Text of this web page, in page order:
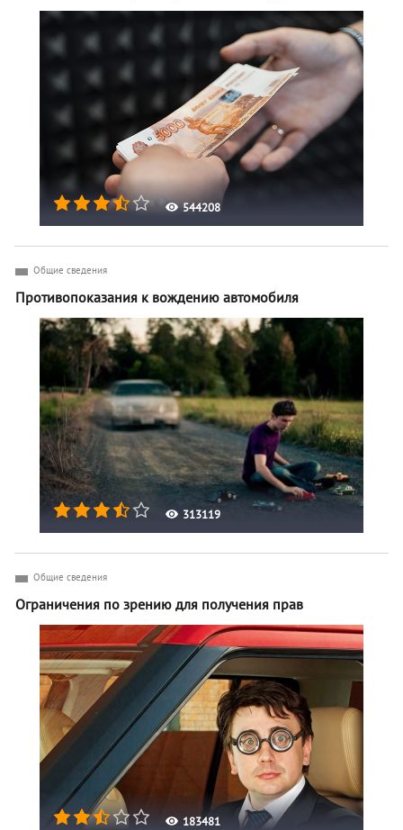
544208
313119
Общие сведения
Противопоказания к вождению автомобиля
183481
Общие сведения
Ограничения по зрению для получения прав